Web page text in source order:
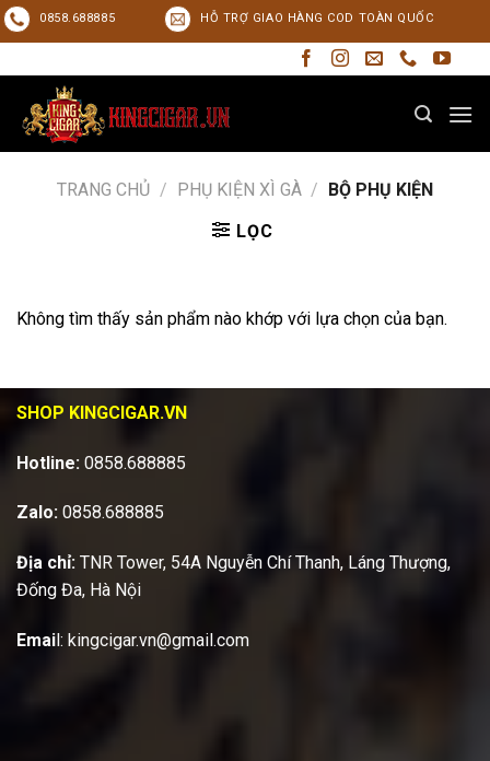
Skip
to
0858.688885 HỖ TRỢ GIAO HÀNG COD TOÀN QUỐC
TRANG CHỦ / PHỤ KIỆN XÌ GÀ / BỘ PHỤ KIỆN
LỌC
Không tìm thấy sản phẩm nào khớp với lựa chọn của bạn.
SHOP KINGCIGAR.VN
Hotline: 0858.688885
Zalo: 0858.688885
Địa chỉ: TNR Tower, 54A Nguyễn Chí Thanh, Láng Thượng,
Đống Đa, Hà Nội
Email: kingcigar.vn@gmail.com